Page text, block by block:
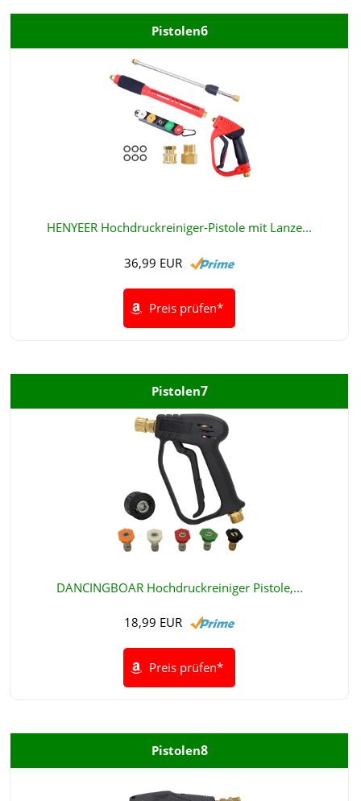
Pistolen6
HENYEER Hochdruckreiniger-Pistole mit Lanze...
36,99 EUR
Preis prüfen*
Pistolen7
DANCINGBOAR Hochdruckreiniger Pistole,...
18,99 EUR
Preis prüfen*
Pistolen8